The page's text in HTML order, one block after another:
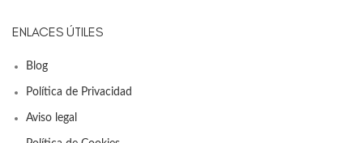
ENLACES ÚTILES
Blog
Política de Privacidad
Aviso legal